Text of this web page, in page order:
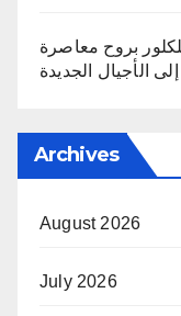
بروح معاصرة
الأجيال الجديدة
Archives
August 2026
July 2026